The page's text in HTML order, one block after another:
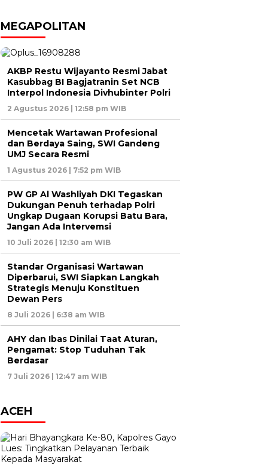
MEGAPOLITAN
AKBP Restu Wijayanto Resmi Jabat
Kasubbag BI Bagjatranin Set NCB
Interpol Indonesia Divhubinter Polri
2 Agustus 2026 | 12:58 pm WIB
Mencetak Wartawan Profesional
dan Berdaya Saing, SWI Gandeng
UMJ Secara Resmi
1 Agustus 2026 | 7:52 pm WIB
PW GP Al Washliyah DKI Tegaskan
Dukungan Penuh terhadap Polri
Ungkap Dugaan Korupsi Batu Bara,
Jangan Ada Intervemsi
10 Juli 2026 | 12:30 am WIB
Standar Organisasi Wartawan
Diperbarui, SWI Siapkan Langkah
Strategis Menuju Konstituen
Dewan Pers
8 Juli 2026 | 6:38 am WIB
AHY dan Ibas Dinilai Taat Aturan,
Pengamat: Stop Tuduhan Tak
Berdasar
7 Juli 2026 | 12:47 am WIB
ACEH